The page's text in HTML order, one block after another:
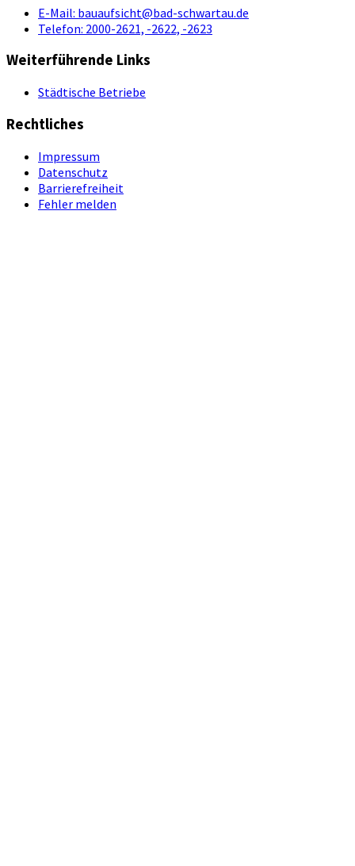
E-Mail: bauaufsicht@bad-schwartau.de
Telefon: 2000-2621, -2622, -2623
Weiterführende Links
Städtische Betriebe
Rechtliches
Impressum
Datenschutz
Barrierefreiheit
Fehler melden